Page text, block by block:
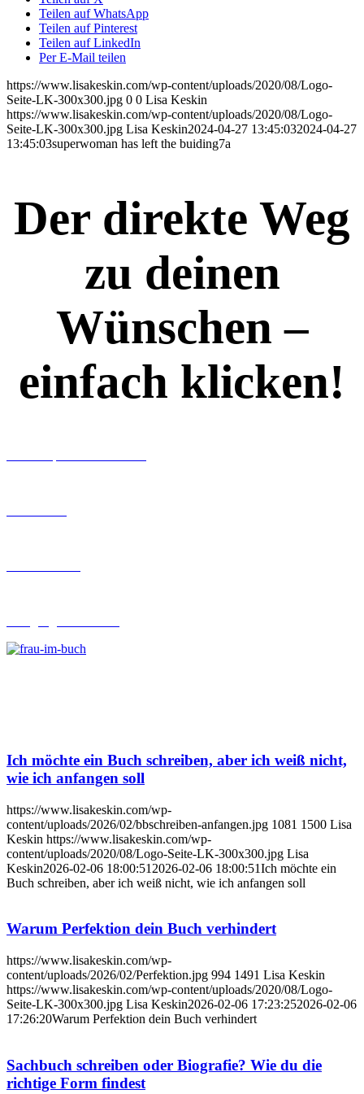
Teilen auf WhatsApp
Teilen auf Pinterest
Teilen auf LinkedIn
Per E-Mail teilen
https://www.lisakeskin.com/wp-content/uploads/2020/08/Logo-
Seite-LK-300x300.jpg 0 0 Lisa Keskin
https://www.lisakeskin.com/wp-content/uploads/2020/08/Logo-
Seite-LK-300x300.jpg Lisa Keskin2024-04-27 13:45:032024-04-27
13:45:03superwoman has left the buiding7a
Der direkte Weg
zu deinen
Wünschen –
einfach klicken!
Ich möchte ein Buch schreiben, aber ich weiß nicht,
wie ich anfangen soll
https://www.lisakeskin.com/wp-
content/uploads/2026/02/bbschreiben-anfangen.jpg 1081 1500 Lisa
Keskin https://www.lisakeskin.com/wp-
content/uploads/2020/08/Logo-Seite-LK-300x300.jpg Lisa
Keskin2026-02-06 18:00:51 2026-02-06 18:00:51Ich möchte ein
Buch schreiben, aber ich weiß nicht, wie ich anfangen soll
Warum Perfektion dein Buch verhindert
https://www.lisakeskin.com/wp-
content/uploads/2026/02/Perfektion.jpg 994 1491 Lisa Keskin
https://www.lisakeskin.com/wp-content/uploads/2020/08/Logo-
Seite-LK-300x300.jpg Lisa Keskin2026-02-06 17:23:252026-02-06
17:26:20Warum Perfektion dein Buch verhindert
Sachbuch schreiben oder Biografie? Wie du die
richtige Form findest